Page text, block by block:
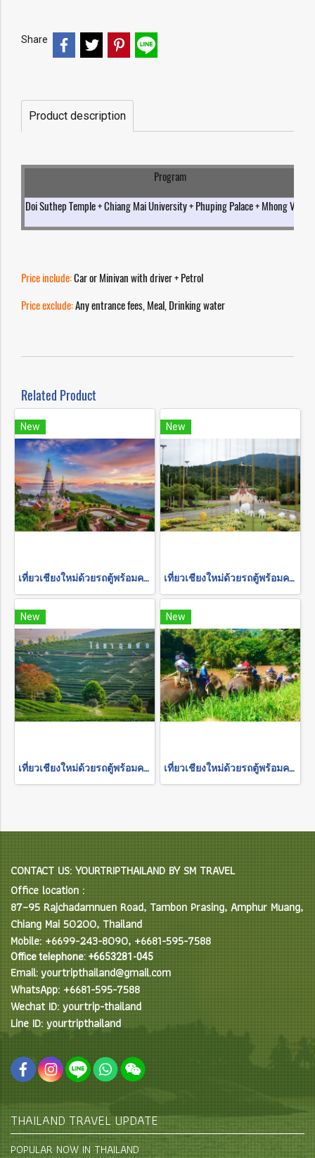
Share
Product description
Program
Doi Suthep Temple + Chiang Mai University + Phuping Palace + Mhong Village
Price include:Car or Minivan with driver + Petrol
Price exclude:Any entrance fees, Meal, Drinking water
Related Product
New
เที่ยวเชียงใหม่ด้วยรถตู้พร้อมคนขับ "อุทยานแห่งชาติดอยอินทนนท์"
New
เที่ยวเชียงใหม่ด้วยรถตู้พร้อมคนขับ "อุทยานแห่งชาติ-สวนดอกไม้"
New
เที่ยวเชียงใหม่ด้วยรถตู้พร้อมคนขับ "เชียงราย 2 วัน 1 คืน"
New
เที่ยวเชียงใหม่ด้วยรถตู้พร้อมคนขับ "ล่องแพเชียงใหม่"
CONTACT US: YOURTRIPTHAILAND BY SM TRAVEL
Office location :
87–95 Rajchadamnuen Road, Tambon Prasing, Amphur Muang,
Chiang Mai 50200, Thailand
Mobile: +6699-243-8090, +6681-595-7588
Office telephone: +6653281-045
Email: yourtripthailand@gmail.com
WhatsApp: +6681-595-7588
Wechat ID: yourtrip-thailand
Line ID: yourtripthailand
THAILAND TRAVEL UPDATE
POPULAR NOW IN THAILAND